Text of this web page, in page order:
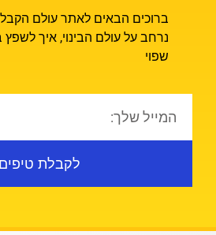
ברוכים הבאים לאתר עולם
נרחב על עולם הבינוי, איך לשפץ
שפוי
לקבלת טיפים